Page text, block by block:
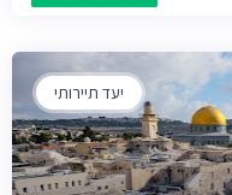
יעד תיירותי